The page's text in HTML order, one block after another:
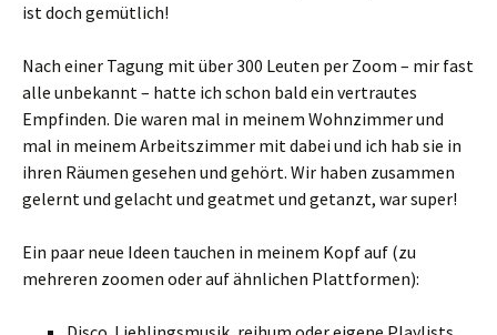
ist doch gemütlich!
Nach einer Tagung mit über 300 Leuten per Zoom – mir fast
alle unbekannt – hatte ich schon bald ein vertrautes
Empfinden. Die waren mal in meinem Wohnzimmer und
mal in meinem Arbeitszimmer mit dabei und ich hab sie in
ihren Räumen gesehen und gehört. Wir haben zusammen
gelernt und gelacht und geatmet und getanzt, war super!
Ein paar neue Ideen tauchen in meinem Kopf auf (zu
mehreren zoomen oder auf ähnlichen Plattformen):